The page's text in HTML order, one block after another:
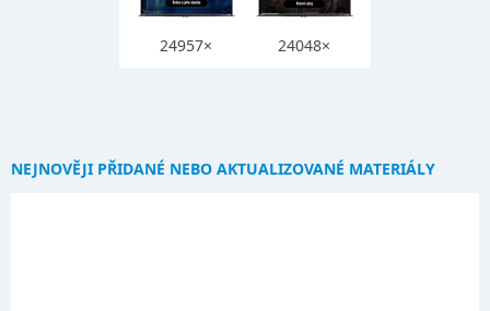
24957× 24048×
NEJNOVĚJI PŘIDANÉ NEBO AKTUALIZOVANÉ MATERIÁLY